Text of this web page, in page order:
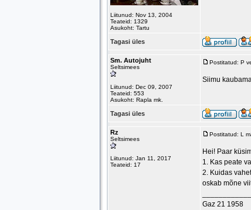
Liitunud: Nov 13, 2004
Teateid: 1329
Asukoht: Tartu
Tagasi üles
Sm. Autojuht
Seltsimees
Liitunud: Dec 09, 2007
Teateid: 553
Asukoht: Rapla mk.
Postitatud: P
Siimu
Tagasi üles
Rz
Seltsimees
Liitunud: Jan 11, 2017
Teateid: 17
Postitatud: L
Hei! Paar
1. Kas peate
2. Kuidas
oskab mõne
Gaz 21 1958